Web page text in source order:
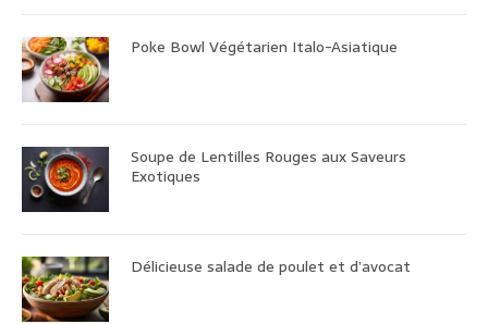
Poke Bowl Végétarien Italo-Asiatique
Soupe de Lentilles Rouges aux Saveurs
Exotiques
Délicieuse salade de poulet et d’avocat